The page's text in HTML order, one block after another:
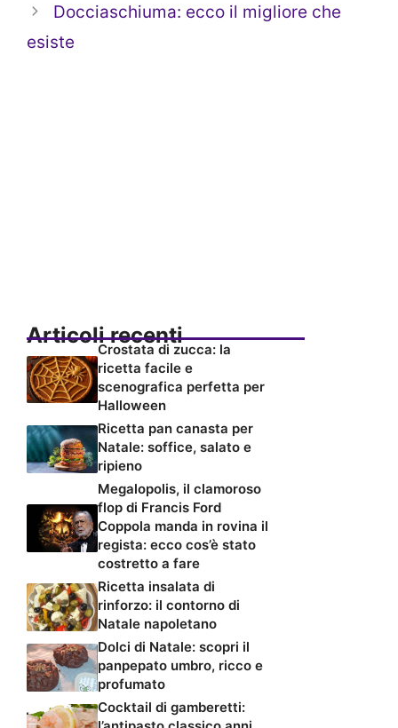
Docciaschiuma: ecco il migliore che
esiste
Articoli recenti
Crostata di zucca: la
ricetta facile e
scenografica perfetta per
Halloween
Ricetta pan canasta per
Natale: soffice, salato e
ripieno
Megalopolis, il clamoroso
flop di Francis Ford
Coppola manda in rovina il
regista: ecco cos’è stato
costretto a fare
Ricetta insalata di
rinforzo: il contorno di
Natale napoletano
Dolci di Natale: scopri il
panpepato umbro, ricco e
profumato
Cocktail di gamberetti: